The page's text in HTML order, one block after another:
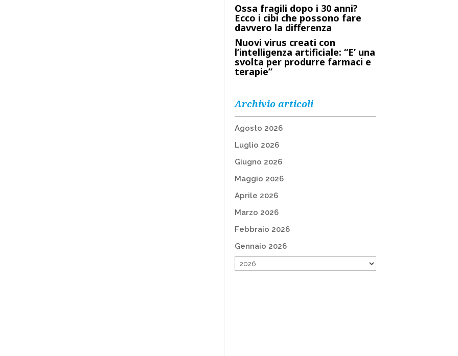
Ossa fragili dopo i 30 anni?
Ecco i cibi che possono fare
davvero la differenza
Nuovi virus creati con
l’intelligenza artificiale: “E’ una
svolta per produrre farmaci e
terapie”
Archivio articoli
Agosto 2026
Luglio 2026
Giugno 2026
Maggio 2026
Aprile 2026
Marzo 2026
Febbraio 2026
Gennaio 2026